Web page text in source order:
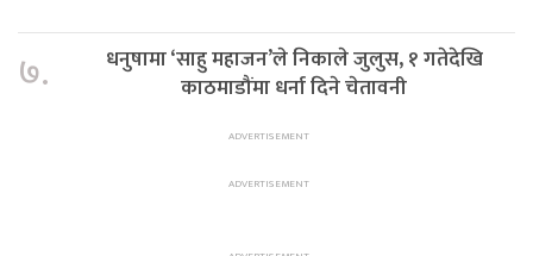
७.
धनुषामा ‘साहु महाजन’ले निकाले जुलुस, १ गतेदेखि
काठमाडौंमा धर्ना दिने चेतावनी